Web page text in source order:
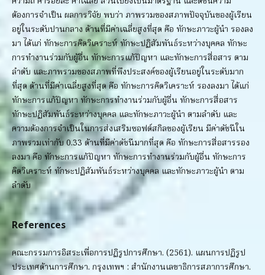
ต้องการจำเป็น ผลการวิจัย พบว่า ภาพรวมของสภาพปัจจุบันของผู้เรียน
อยู่ในระดับปานกลาง ด้านที่มีค่าเฉลี่ยสูงที่สุด คือ ทักษะภาวะผู้นำ รองลง
มา ได้แก่ ทักษะการคิดวิเคราะห์ ทักษะปฏิสัมพันธ์ระหว่างบุคคล ทักษะ
การทำงานร่วมกับผู้อื่น ทักษะการแก้ปัญหา และทักษะการสื่อสาร ตาม
ลำดับ และภาพรวมของสภาพที่พึงประสงค์ของผู้เรียนอยู่ในระดับมาก
ที่สุด ด้านที่มีค่าเฉลี่ยสูงที่สุด คือ ทักษะการคิดวิเคราะห์ รองลงมา ได้แก่
ทักษะการแก้ปัญหา ทักษะการทำงานร่วมกับผู้อื่น ทักษะการสื่อสาร
ทักษะปฏิสัมพันธ์ระหว่างบุคคล และทักษะภาวะผู้นำ ตามลำดับ และ
ความต้องการจำเป็นในการส่งเสริมซอฟต์สกิลของผู้เรียน มีค่าดัชนีใน
ภาพรวมเท่ากับ 0.33 ด้านที่มีค่าดัชนีมากที่สุด คือ ทักษะการสื่อสารรอง
ลงมา คือ ทักษะการแก้ปัญหา ทักษะการทำงานร่วมกับผู้อื่น ทักษะการ
คิดวิเคราะห์ ทักษะปฏิสัมพันธ์ระหว่างบุคคล และทักษะภาวะผู้นำ ตาม
ลำดับ
References
คณะกรรมการอิสระเพื่อการปฏิรูปการศึกษา. (2561). แผนการปฏิรูป
ประเทศด้านการศึกษา. กรุงเทพฯ : สำนักงานเลขาธิการสภาการศึกษา.